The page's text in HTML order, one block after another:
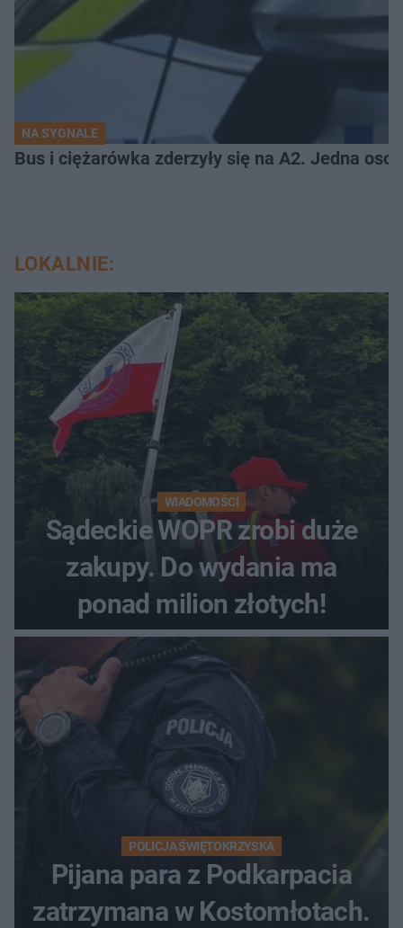
NA SYGNALE
Bus i ciężarówka zderzyły się na A2. Jedna
LOKALNIE:
WIADOMOŚCI
Sądeckie WOPR zrobi duże
zakupy. Do wydania ma
ponad milion złotych!
POLICJA ŚWIĘTOKRZYSKA
Pijana para z Podkarpacia
zatrzymana w Kostomłotach.